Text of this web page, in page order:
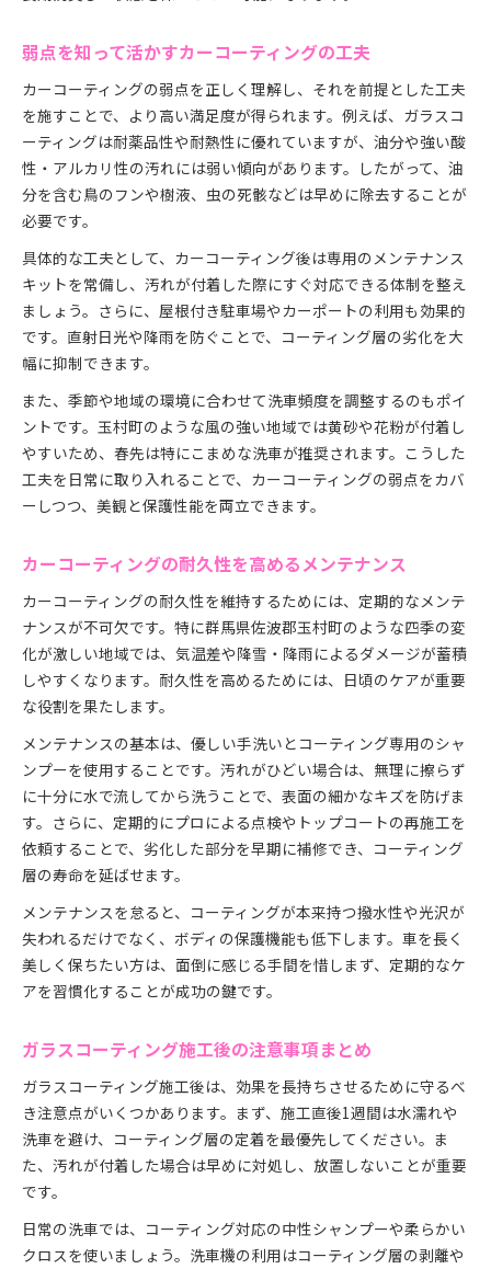
弱点を知って活かすカーコーティングの工夫
カーコーティングの弱点を正しく理解し、それを前提とした工夫
を施すことで、より高い満足度が得られます。例えば、ガラスコ
ーティングは耐薬品性や耐熱性に優れていますが、油分や強い酸
性・アルカリ性の汚れには弱い傾向があります。したがって、油
分を含む鳥のフンや樹液、虫の死骸などは早めに除去することが
必要です。
具体的な工夫として、カーコーティング後は専用のメンテナンス
キットを常備し、汚れが付着した際にすぐ対応できる体制を整え
ましょう。さらに、屋根付き駐車場やカーポートの利用も効果的
です。直射日光や降雨を防ぐことで、コーティング層の劣化を大
幅に抑制できます。
また、季節や地域の環境に合わせて洗車頻度を調整するのもポイ
ントです。玉村町のような風の強い地域では黄砂や花粉が付着し
やすいため、春先は特にこまめな洗車が推奨されます。こうした
工夫を日常に取り入れることで、カーコーティングの弱点をカバ
ーしつつ、美観と保護性能を両立できます。
カーコーティングの耐久性を高めるメンテナンス
カーコーティングの耐久性を維持するためには、定期的なメンテ
ナンスが不可欠です。特に群馬県佐波郡玉村町のような四季の変
化が激しい地域では、気温差や降雪・降雨によるダメージが蓄積
しやすくなります。耐久性を高めるためには、日頃のケアが重要
な役割を果たします。
メンテナンスの基本は、優しい手洗いとコーティング専用のシャ
ンプーを使用することです。汚れがひどい場合は、無理に擦らず
に十分に水で流してから洗うことで、表面の細かなキズを防げま
す。さらに、定期的にプロによる点検やトップコートの再施工を
依頼することで、劣化した部分を早期に補修でき、コーティング
層の寿命を延ばせます。
メンテナンスを怠ると、コーティングが本来持つ撥水性や光沢が
失われるだけでなく、ボディの保護機能も低下します。車を長く
美しく保ちたい方は、面倒に感じる手間を惜しまず、定期的なケ
アを習慣化することが成功の鍵です。
ガラスコーティング施工後の注意事項まとめ
ガラスコーティング施工後は、効果を長持ちさせるために守るべ
き注意点がいくつかあります。まず、施工直後1週間は水濡れや
洗車を避け、コーティング層の定着を最優先してください。ま
た、汚れが付着した場合は早めに対処し、放置しないことが重要
です。
日常の洗車では、コーティング対応の中性シャンプーや柔らかい
クロスを使いましょう。洗車機の利用はコーティング層の剥離や